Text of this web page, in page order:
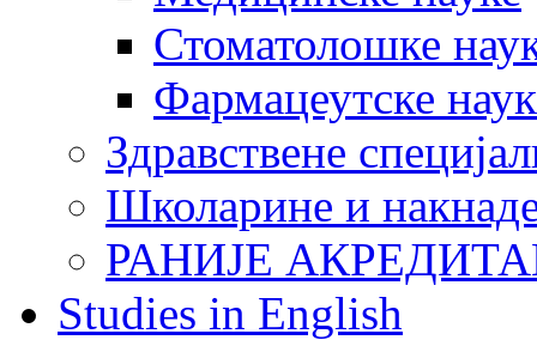
Стоматолошке
Фармацеутске
Здравствене
Школарине и
РАНИЈЕ
Studies in English